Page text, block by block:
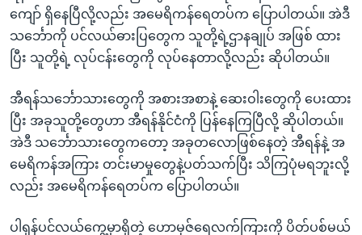
ကျော် ရှိနေပြီလို့လည်း အမေရိကန်ရေတပ်က ပြောပါတယ်။ အဲဒီ
သင်္ဘောကို ပင်လယ်ဓားပြတွေက သူတို့ရဲ့ဌာနချုပ် အဖြစ် ထား
ပြီး သူတို့ရဲ့ လုပ်ငန်းတွေကို လုပ်နေတာလို့လည်း ဆိုပါတယ်။
အီရန်သင်္ဘောသားတွေကို အစားအစာနဲ့ ဆေးဝါးတွေကို ပေးထား
ပြီး အခုသူတို့တွေဟာ အီရန်နိုင်ငံကို ပြန်နေကြပြီလို့ ဆိုပါတယ်။
အဲဒီ သင်္ဘောသားတွေကတော့ အခုတလောဖြစ်နေတဲ့ အီရန်နဲ့ အ
မေရိကန်အကြား တင်းမာမှုတွေနဲ့ပတ်သက်ပြီး သိကြပုံမရဘူးလို့
လည်း အမေရိကန်ရေတပ်က ပြောပါတယ်။
ပါရှန်ပင်လယ်ကွေ့မှာရှိတဲ့ ဟောမုဇ်ရေလက်ကြားကို ပိတ်ပစ်မယ်